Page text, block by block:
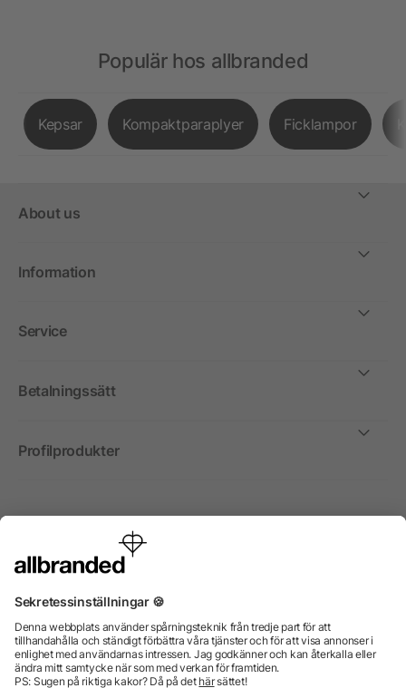
Populär hos allbranded
Kepsar Kompaktparaplyer Ficklampor
About us
Information
Service
Betalningssätt
Profilprodukter
Internationellt